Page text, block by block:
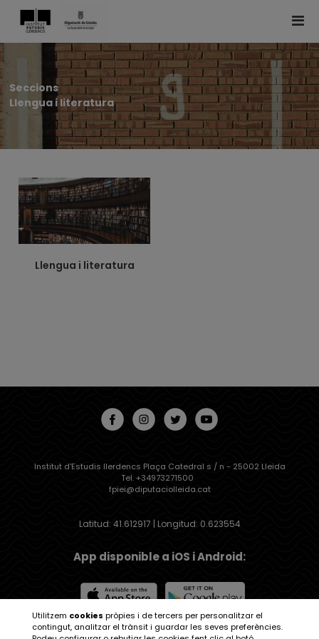
Seccions
Llengua i literatura
Llengua i literatura
Institut d'Estudis Ilerdencs Plaça Catedral s / n - 25002 Lleida
Tel. +34973271500
fpiei@diputaciolleida.cat
Latitud: 41.612917 | Longitud: 0.623554
App disponible a iOS i Android:
Institut d'Estudis Ilerdencs
Utilitzem cookies pròpies i de tercers per personalitzar el
contingut, analitzar el trànsit i guardar les seves preferències.